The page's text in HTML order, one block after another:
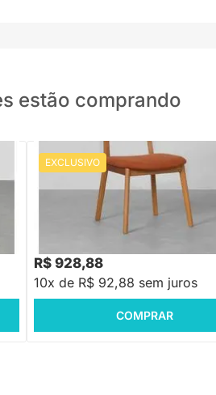
estão comprando
EXCLUSIVO PRONTA ENTREGA
Cadeira Lalá Encosto Palha Creme
Assento Trento - Terracota
R$ 928,88
10x de R$ 92,88 sem juros
COMPRAR